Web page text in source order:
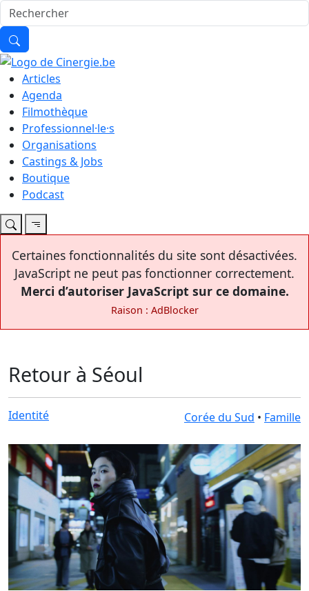
Articles
Agenda
Filmothèque
Professionnel·le·s
Organisations
Castings & Jobs
Boutique
Podcast
Certaines fonctionnalités du site sont désactivées.
JavaScript ne peut pas fonctionner correctement.
Merci d’autoriser JavaScript sur ce domaine.
Raison : AdBlocker
Retour à Séoul
Identité Corée du Sud • Famille